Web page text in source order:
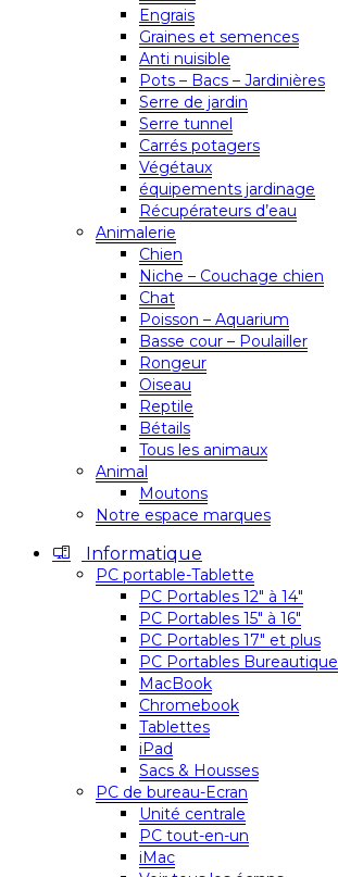
Engrais
Graines et semences
Anti nuisible
Pots – Bacs – Jardinières
Serre de jardin
Serre tunnel
Carrés potagers
Végétaux
équipements jardinage
Récupérateurs d’eau
Animalerie
Chien
Niche – Couchage chien
Chat
Poisson – Aquarium
Basse cour – Poulailler
Rongeur
Oiseau
Reptile
Bétails
Tous les animaux
Animal
Moutons
Notre espace marques
Informatique
PC portable-Tablette
PC Portables 12″ à 14″
PC Portables 15″ à 16″
PC Portables 17″ et plus
PC Portables Bureautique
MacBook
Chromebook
Tablettes
iPad
Sacs & Housses
PC de bureau-Ecran
Unité centrale
PC tout-en-un
iMac